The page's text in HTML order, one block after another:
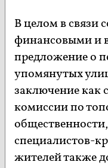
В целом в связи
финансовыми и
предложение о
упомянутых
заключение как
комиссии по
специалистов-
жителей также